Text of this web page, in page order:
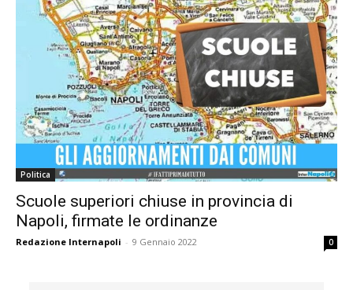
Politica
Scuole superiori chiuse in provincia di
Napoli, firmate le ordinanze
Redazione Internapoli - 9 Gennaio 2022 0